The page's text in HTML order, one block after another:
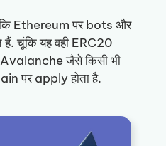
Ethereum पर bots और
चूंकि यह वही ERC20
जैसे किसी भी
पर apply होता है.